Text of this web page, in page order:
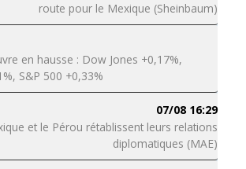
route pour le Mexique (Sheinbaum)
en hausse : Dow Jones +0,17%,
S&P 500 +0,33%
07/08 16:29
et le Pérou rétablissent leurs relations
diplomatiques (MAE)